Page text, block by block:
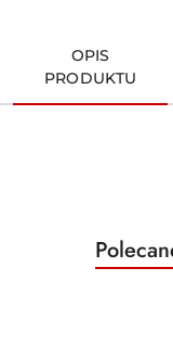
OPIS
PRODUKTU
Pomiń
o